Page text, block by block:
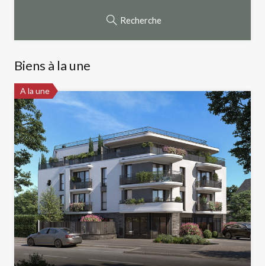
Recherche
Biens à la une
A la une